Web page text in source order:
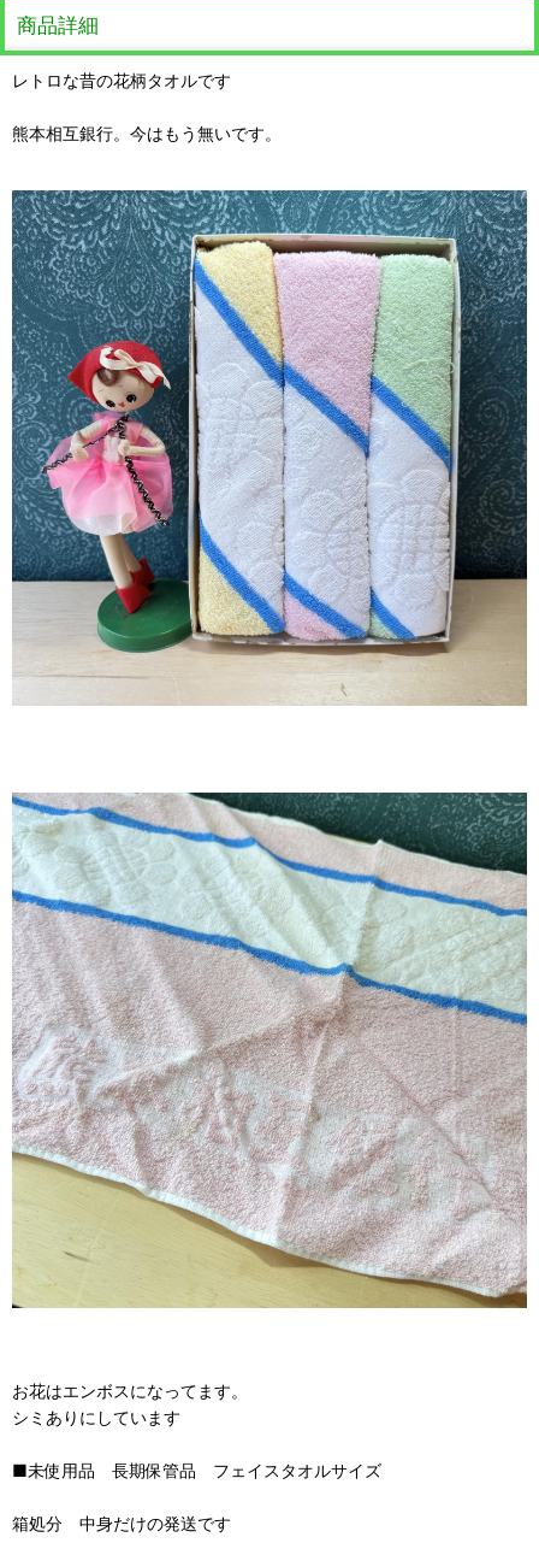
商品詳細
レトロな昔の花柄タオルです
熊本相互銀行。今はもう無いです。
お花はエンボスになってます。
シミありにしています
■未使用品 長期保管品 フェイスタオルサイズ
箱処分 中身だけの発送です